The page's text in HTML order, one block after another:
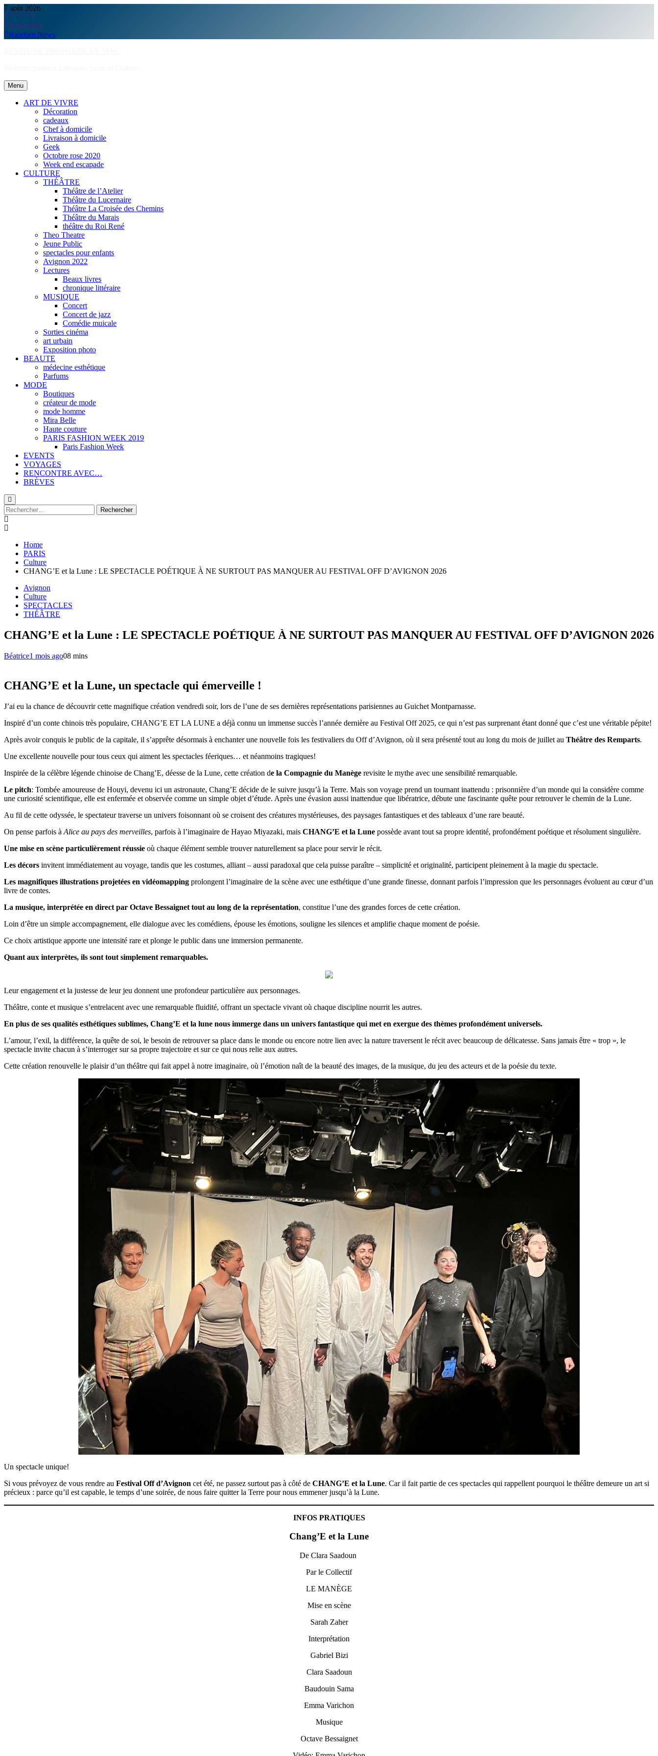
Skip
to
content
7 août 2026
Newsletter
Random News
Menu
ART DE VIVRE
Décoration
cadeaux
Chef à domicile
Livraison à domicile
Geek
Octobre rose 2020
Week end escapade
CULTURE
THÉÂTRE
Théâtre de l’Atelier
Théâtre du Lucernaire
Théâtre La Croisée des Chemins
Théâtre du Marais
théâtre du Roi René
Theo Theatre
Jeune Public
spectacles pour enfants
Avignon 2022
Lectures
Beaux livres
chronique littéraire
MUSIQUE
Concert
Concert de jazz
Comédie muicale
Sorties cinéma
art urbain
Exposition photo
BEAUTE
médecine esthétique
Parfums
MODE
Boutiques
créateur de mode
mode homme
Mira Belle
Haute couture
PARIS FASHION WEEK 2019
Paris Fashion Week
EVENTS
VOYAGES
RENCONTRE AVEC…
BRÈVES
Rechercher :
Home
PARIS
Culture
CHANG’E et la Lune : LE SPECTACLE POÉTIQUE À NE SURTOUT PAS MANQUER AU FESTIVAL OFF D’AVIGNON 2026
Avignon
Culture
SPECTACLES
THÉÂTRE
CHANG’E et la Lune : LE SPECTACLE POÉTIQUE À NE SURTOUT PAS MANQUER AU FESTIVAL OFF D’AVIGNON 2026
Béatrice1 mois ago08 mins
CHANG’E et la Lune, un spectacle qui émerveille !
J’ai eu la chance de découvrir cette magnifique création vendredi soir, lors de l’une de ses dernières représentations parisiennes au Guichet Montparnasse.
Inspiré d’un conte chinois très populaire, CHANG’E ET LA LUNE a déjà connu un immense succès l’année dernière au Festival Off 2025, ce qui n’est pas surprenant étant donné que c’est une véritable pépite!
Après avoir conquis le public de la capitale, il s’apprête désormais à enchanter une nouvelle fois les festivaliers du Off d’Avignon, où il sera présenté tout au long du mois de juillet au Théâtre des Remparts.
Une excellente nouvelle pour tous ceux qui aiment les spectacles féeriques… et néanmoins tragiques!
Inspirée de la célèbre légende chinoise de Chang’E, déesse de la Lune, cette création de la Compagnie du Manège revisite le mythe avec une sensibilité remarquable.
Le pitch: Tombée amoureuse de Houyi, devenu ici un astronaute, Chang’E décide de le suivre jusqu’à la Terre. Mais son voyage prend un tournant inattendu : prisonnière d’un monde qui la considère comme
une curiosité scientifique, elle est enfermée et observée comme un simple objet d’étude. Après une évasion aussi inattendue que libératrice, débute une fascinante quête pour retrouver le chemin de la Lune.
Au fil de cette odyssée, le spectateur traverse un univers foisonnant où se croisent des créatures mystérieuses, des paysages fantastiques et des tableaux d’une rare beauté.
On pense parfois à Alice au pays des merveilles, parfois à l’imaginaire de Hayao Miyazaki, mais CHANG’E et la Lune possède avant tout sa propre identité, profondément poétique et résolument singulière.
Une mise en scène particulièrement réussie où chaque élément semble trouver naturellement sa place pour servir le récit.
Les décors invitent immédiatement au voyage, tandis que les costumes, alliant – aussi paradoxal que cela puisse paraître – simplicité et originalité, participent pleinement à la magie du spectacle.
Les magnifiques illustrations projetées en vidéomapping prolongent l’imaginaire de la scène avec une esthétique d’une grande finesse, donnant parfois l’impression que les personnages évoluent au cœur d’un
livre de contes.
La musique, interprétée en direct par Octave Bessaignet tout au long de la représentation, constitue l’une des grandes forces de cette création.
Loin d’être un simple accompagnement, elle dialogue avec les comédiens, épouse les émotions, souligne les silences et amplifie chaque moment de poésie.
Ce choix artistique apporte une intensité rare et plonge le public dans une immersion permanente.
Quant aux interprètes, ils sont tout simplement remarquables.
Leur engagement et la justesse de leur jeu donnent une profondeur particulière aux personnages.
Théâtre, conte et musique s’entrelacent avec une remarquable fluidité, offrant un spectacle vivant où chaque discipline nourrit les autres.
En plus de ses qualités esthétiques sublimes, Chang’E et la lune nous immerge dans un univers fantastique qui met en exergue des thèmes profondément universels.
L’amour, l’exil, la différence, la quête de soi, le besoin de retrouver sa place dans le monde ou encore notre lien avec la nature traversent le récit avec beaucoup de délicatesse. Sans jamais être « trop », le
spectacle invite chacun à s’interroger sur sa propre trajectoire et sur ce qui nous relie aux autres.
Cette création renouvelle le plaisir d’un théâtre qui fait appel à notre imaginaire, où l’émotion naît de la beauté des images, de la musique, du jeu des acteurs et de la poésie du texte.
Un spectacle unique!
Si vous prévoyez de vous rendre au Festival Off d’Avignon cet été, ne passez surtout pas à côté de CHANG’E et la Lune. Car il fait partie de ces spectacles qui rappellent pourquoi le théâtre demeure un art si
précieux : parce qu’il est capable, le temps d’une soirée, de nous faire quitter la Terre pour nous emmener jusqu’à la Lune.
INFOS PRATIQUES
Chang’E et la Lune
De Clara Saadoun
Par le Collectif
LE MANÈGE
Mise en scène
Sarah Zaher
Interprétation
Gabriel Bizi
Clara Saadoun
Baudouin Sama
Emma Varichon
Musique
Octave Bessaignet